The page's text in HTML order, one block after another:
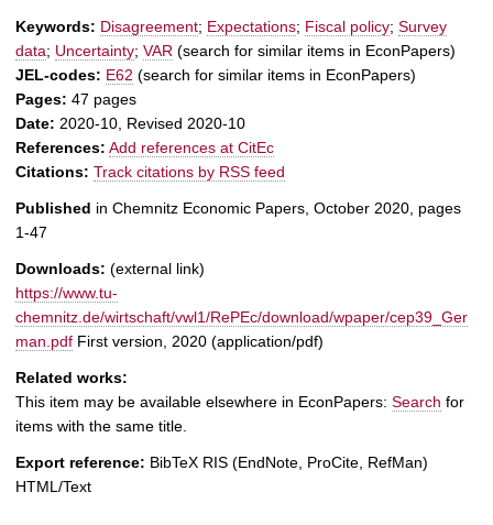
Keywords: Disagreement; Expectations; Fiscal policy; Survey
data; Uncertainty; VAR (search for similar items in EconPapers)
JEL-codes: E62 (search for similar items in EconPapers)
Pages: 47 pages
Date: 2020-10, Revised 2020-10
References: Add references at CitEc
Citations: Track citations by RSS feed
Published in Chemnitz Economic Papers, October 2020, pages
1-47
Downloads: (external link)
https://www.tu-
chemnitz.de/wirtschaft/vwl1/RePEc/download/wpaper/cep39_Ger
man.pdf First version, 2020 (application/pdf)
Related works:
This item may be available elsewhere in EconPapers: Search for
items with the same title.
Export reference: BibTeX RIS (EndNote, ProCite, RefMan)
HTML/Text